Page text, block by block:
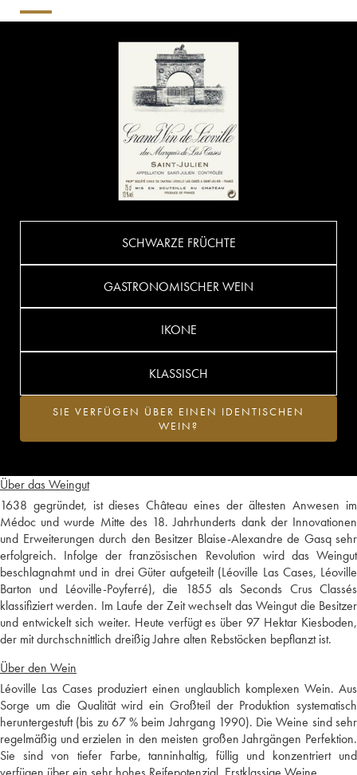
Über das Weingut
1638 gegründet, ist dieses Château eines der ältesten Anwesen im
Médoc und wurde Mitte des 18. Jahrhunderts dank der Innovationen
und Erweiterungen durch den Besitzer Blaise-Alexandre de Gasq sehr
erfolgreich. Infolge der französischen Revolution wird das Weingut
beschlagnahmt und in drei Güter aufgeteilt (Léoville Las Cases, Léoville
Barton und Léoville-Poyferré), die 1855 als Seconds Crus Classés
klassifiziert werden. Im Laufe der Zeit wechselt das Weingut die Besitzer
und entwickelt sich weiter. Heute verfügt es über 97 Hektar Kiesboden,
der mit durchschnittlich dreißig Jahre alten Rebstöcken bepflanzt ist.
Über den Wein
Léoville Las Cases produziert einen unglaublich komplexen Wein. Aus
Sorge um die Qualität wird ein Großteil der Produktion systematisch
heruntergestuft (bis zu 67 % beim Jahrgang 1990). Die Weine sind sehr
regelmäßig und erzielen in den meisten großen Jahrgängen Perfektion.
Sie sind von tiefer Farbe, tanninhaltig, füllig und konzentriert und
SCHWARZE FRÜCHTE
GASTRONOMISCHER WEIN
IKONE
KLASSISCH
SIE VERFÜGEN ÜBER EINEN IDENTISCHEN
WEIN?